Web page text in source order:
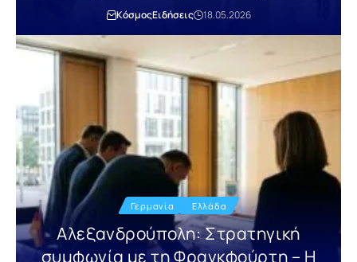
ΚόσμοςΕιδήσεις 18.05.2026
Γερμανία Ελλάδα
Αλεξανδρούπολη: Στρατηγική
συμφωνία με τη Φρανκφούρτη – Η